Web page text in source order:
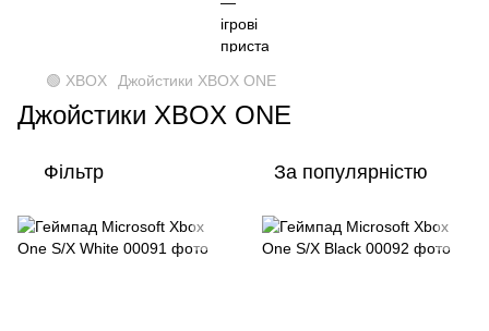
🟢 XBOX Джойстики XBOX ONE
Джойстики XBOX ONE
Фільтр За популярністю